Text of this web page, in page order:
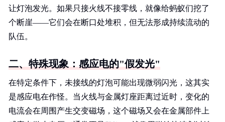
让灯泡发光。如果只接火线不接零线，就像给蚂蚁们挖了
个断崖——它们会在断口处堆积，但无法形成持续流动的
队伍。
二、特殊现象：感应电的"假发光"
在特定条件下，未接线的灯泡可能出现微弱闪光，这其实
是感应电在作怪。当火线与金属灯座距离过近时，变化的
电流会在周围产生交变磁场，这个磁场又会在金属部件上